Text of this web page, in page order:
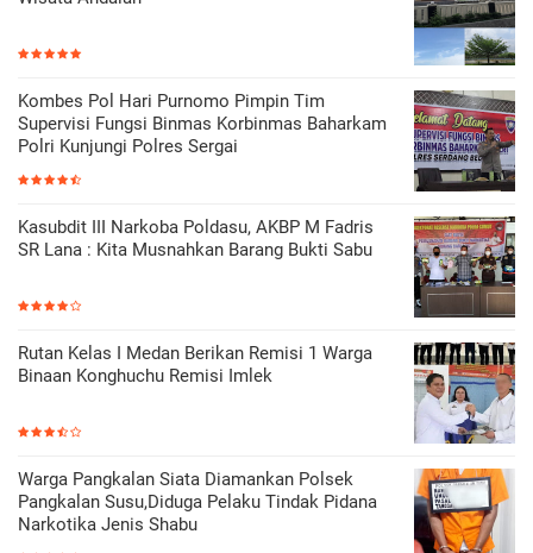
Kombes Pol Hari Purnomo Pimpin Tim
Supervisi Fungsi Binmas Korbinmas Baharkam
Polri Kunjungi Polres Sergai
Kasubdit III Narkoba Poldasu, AKBP M Fadris
SR Lana : Kita Musnahkan Barang Bukti Sabu
Rutan Kelas I Medan Berikan Remisi 1 Warga
Binaan Konghuchu Remisi Imlek
Warga Pangkalan Siata Diamankan Polsek
Pangkalan Susu,Diduga Pelaku Tindak Pidana
Narkotika Jenis Shabu